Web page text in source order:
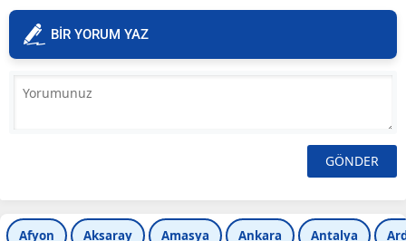
BİR YORUM YAZ
Afyon Aksaray Amasya Ankara Antalya